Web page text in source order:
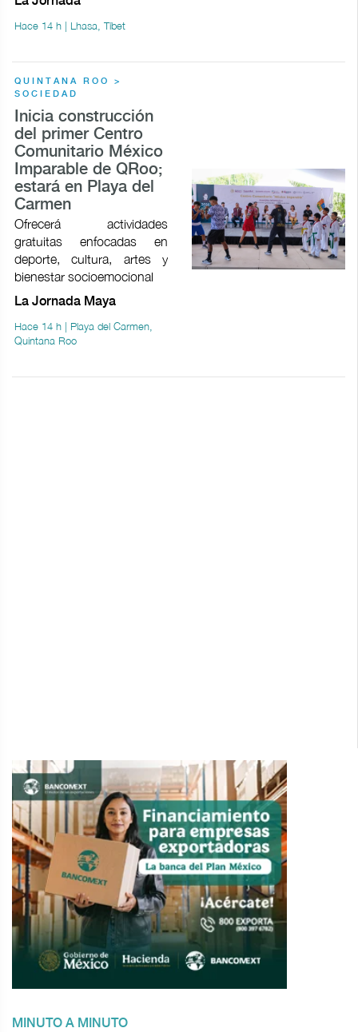
Hace 14 h | Lhasa, Tíbet
QUINTANA ROO >
SOCIEDAD
Inicia construcción
del primer Centro
Comunitario México
Imparable de QRoo;
estará en Playa del
Carmen
Ofrecerá actividades
gratuitas enfocadas en
deporte, cultura, artes y
bienestar socioemocional
La Jornada Maya
Hace 14 h | Playa del Carmen,
Quintana Roo
MINUTO A MINUTO